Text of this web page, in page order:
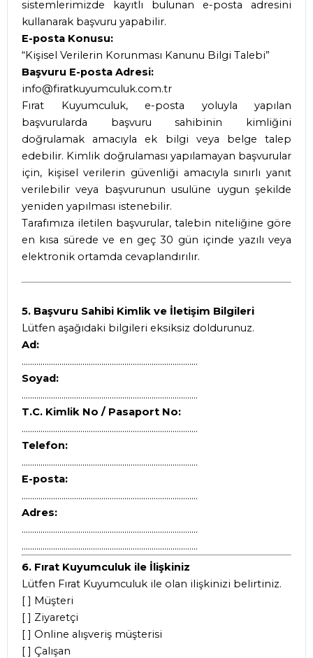
sistemlerimizde kayıtlı bulunan e-posta adresini
kullanarak başvuru yapabilir.
E-posta Konusu:
“Kişisel Verilerin Korunması Kanunu Bilgi Talebi”
Başvuru E-posta Adresi:
info@firatkuyumculuk.com.tr
Fırat Kuyumculuk, e-posta yoluyla yapılan
başvurularda başvuru sahibinin kimliğini
doğrulamak amacıyla ek bilgi veya belge talep
edebilir. Kimlik doğrulaması yapılamayan başvurular
için, kişisel verilerin güvenliği amacıyla sınırlı yanıt
verilebilir veya başvurunun usulüne uygun şekilde
yeniden yapılması istenebilir.
Tarafımıza iletilen başvurular, talebin niteliğine göre
en kısa sürede ve en geç 30 gün içinde yazılı veya
elektronik ortamda cevaplandırılır.
5. Başvuru Sahibi Kimlik ve İletişim Bilgileri
Lütfen aşağıdaki bilgileri eksiksiz doldurunuz.
Ad:
....................................................................................
Soyad:
....................................................................................
T.C. Kimlik No / Pasaport No:
....................................................................................
Telefon:
....................................................................................
E-posta:
....................................................................................
Adres:
....................................................................................
....................................................................................
6. Fırat Kuyumculuk ile İlişkiniz
Lütfen Fırat Kuyumculuk ile olan ilişkinizi belirtiniz.
[ ] Müşteri
[ ] Ziyaretçi
[ ] Online alışveriş müşterisi
[ ] Çalışan